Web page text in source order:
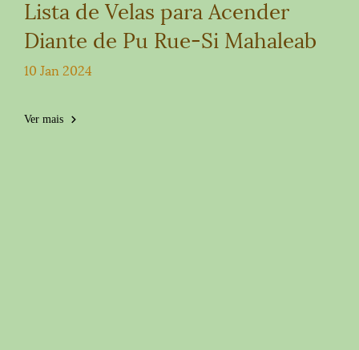
Lista de Velas para Acender
Diante de Pu Rue-Si Mahaleab
10 Jan 2024
Ver mais